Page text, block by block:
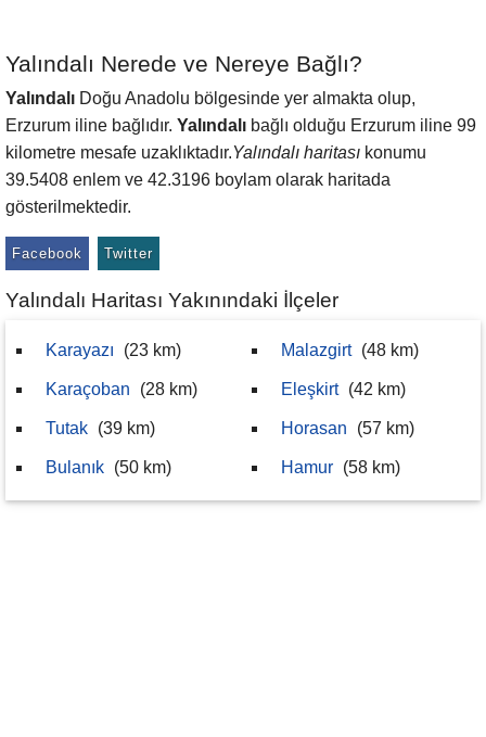
Yalındalı Nerede ve Nereye Bağlı?
Yalındalı Doğu Anadolu bölgesinde yer almakta olup,
Erzurum iline bağlıdır. Yalındalı bağlı olduğu Erzurum iline 99
kilometre mesafe uzaklıktadır.Yalındalı haritası konumu
39.5408 enlem ve 42.3196 boylam olarak haritada
gösterilmektedir.
Facebook Twitter
Yalındalı Haritası Yakınındaki İlçeler
Karayazı (23 km)
Karaçoban (28 km)
Tutak (39 km)
Bulanık (50 km)
Malazgirt (48 km)
Eleşkirt (42 km)
Horasan (57 km)
Hamur (58 km)